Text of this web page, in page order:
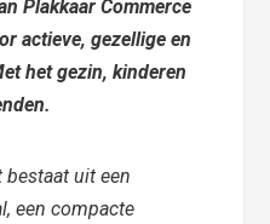
Plakkaar Commerce
actieve, gezellige en
het gezin, kinderen
bestaat uit een
een compacte